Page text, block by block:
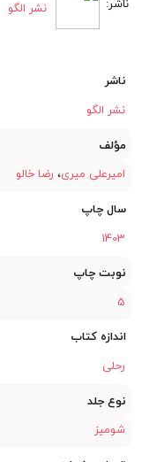
نشر الگو
ناشر
نشر الگو
مؤلف
امیرعلی میری، رضا خالو
سال چاپ
1403
نوبت چاپ
5
اندازه کتاب
رحلی
نوع جلد
شومیز